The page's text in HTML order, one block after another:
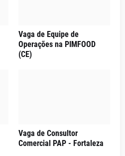
Vaga de Equipe de
Operações na PIMFOOD
(CE)
Vaga de Consultor
Comercial PAP - Fortaleza